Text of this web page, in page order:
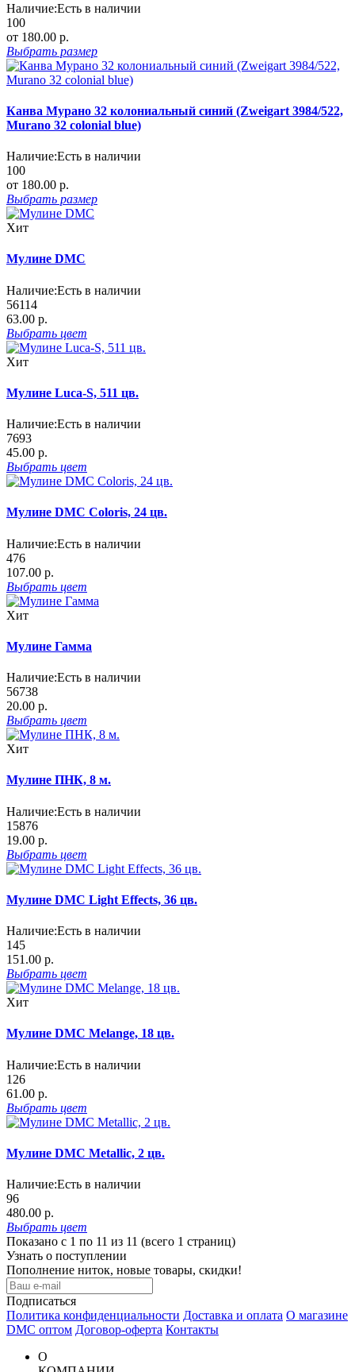
Наличие:Есть в наличии
100
от 180.00 р.
Выбрать размер
Канва Мурано 32 колониальный синий (Zweigart 3984/522,
Murano 32 сolonial blue)
Наличие:Есть в наличии
100
от 180.00 р.
Выбрать размер
Хит
Мулине DMC
Наличие:Есть в наличии
56114
63.00 р.
Выбрать цвет
Хит
Мулине Luca-S, 511 цв.
Наличие:Есть в наличии
7693
45.00 р.
Выбрать цвет
Мулине DMC Coloris, 24 цв.
Наличие:Есть в наличии
476
107.00 р.
Выбрать цвет
Хит
Мулине Гамма
Наличие:Есть в наличии
56738
20.00 р.
Выбрать цвет
Хит
Мулине ПНК, 8 м.
Наличие:Есть в наличии
15876
19.00 р.
Выбрать цвет
Мулине DMC Light Effects, 36 цв.
Наличие:Есть в наличии
145
151.00 р.
Выбрать цвет
Хит
Мулине DMC Melange, 18 цв.
Наличие:Есть в наличии
126
61.00 р.
Выбрать цвет
Мулине DMC Metallic, 2 цв.
Наличие:Есть в наличии
96
480.00 р.
Выбрать цвет
Показано с 1 по 11 из 11 (всего 1 страниц)
Узнать о поступлении
Пополнение ниток, новые товары, скидки!
Подписаться
Политика конфиденциальности Доставка и оплата О магазине
DMC оптом Договор-оферта Контакты
О